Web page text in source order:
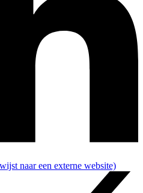
naar een externe website)